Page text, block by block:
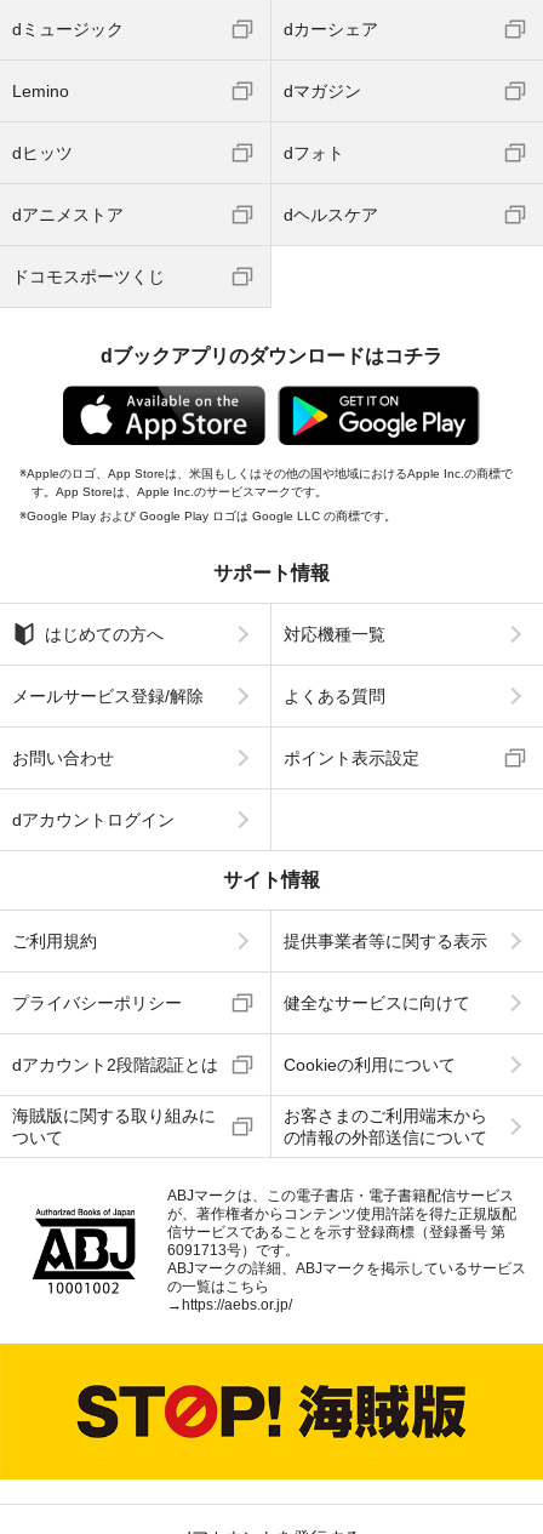
dミュージック dカーシェア
Lemino dマガジン
dヒッツ dフォト
dアニメストア dヘルスケア
ドコモスポーツくじ
dブックアプリのダウンロードはコチラ
Appleのロゴ、App Storeは、米国もしくはその他の国や地域におけるApple Inc.の商標で
す。App Storeは、Apple Inc.のサービスマークです。
Google Play および Google Play ロゴは Google LLC の商標です。
サポート情報
はじめての方へ 対応機種一覧
メールサービス登録/解除 よくある質問
お問い合わせ ポイント表示設定
dアカウントログイン
サイト情報
ご利用規約 提供事業者等に関する表示
プライバシーポリシー 健全なサービスに向けて
dアカウント2段階認証とは Cookieの利用について
海賊版に関する取り組みに
ついて
お客さまのご利用端末から
の情報の外部送信について
ABJマークは、この電子書店・電子書籍配信サービス
が、著作権者からコンテンツ使用許諾を得た正規版配
信サービスであることを示す登録商標（登録番号 第
6091713号）です。
ABJマークの詳細、ABJマークを掲示しているサービス
の一覧はこちら
→ https://aebs.or.jp/